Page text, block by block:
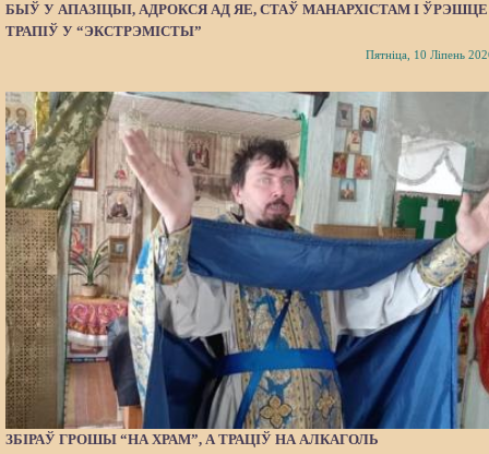
БЫЎ У АПАЗІЦЫІ, АДРОКСЯ АД ЯЕ, СТАЎ МАНАРХІСТАМ І ЎРЭШЦЕ
ТРАПІЎ У “ЭКСТРЭМІСТЫ”
Пятніца, 10 Ліпень
ЗБІРАЎ ГРОШЫ “НА ХРАМ”, А ТРАЦІЎ НА АЛКАГОЛЬ